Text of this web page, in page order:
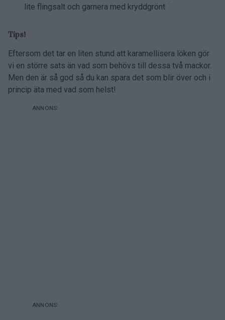
lite flingsalt och garnera med kryddgrönt
Tips!
Eftersom det tar en liten stund att karamellisera löken gör
vi en större sats än vad som behövs till dessa två mackor.
Men den är så god så du kan spara det som blir över och i
princip äta med vad som helst!